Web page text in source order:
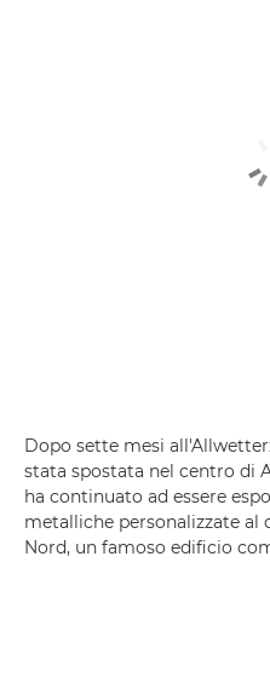
Dopo sette mesi
stata spostata nel centro di
ha continuato ad essere
metalliche personalizzate al
Nord, un famoso edificio